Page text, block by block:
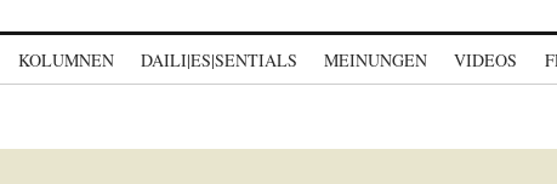
KOLUMNEN DAILI|ES|SENTIALS MEINUNGEN VIDEOS